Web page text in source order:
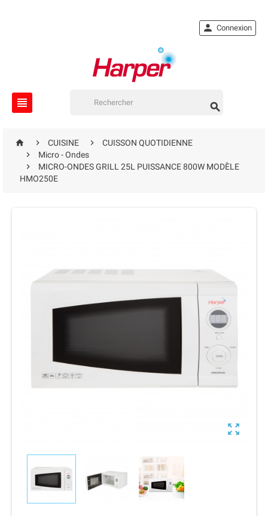
 
 Connexion
  CUISINE 
CUISSON QUOTIDIENNE

Micro - Ondes

MICRO-ONDES GRILL 25L PUISSANCE 800W MODÈLE
HMO250E
